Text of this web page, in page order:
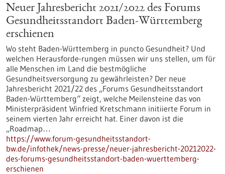
Neuer Jahresbericht 2021/2022 des Forums
Gesundheitsstandort Baden-Württemberg
erschienen
Wo steht Baden-Württemberg in puncto Gesundheit? Und
welchen Herausforde-rungen müssen wir uns stellen, um für
alle Menschen im Land die bestmögliche
Gesundheitsversorgung zu gewährleisten? Der neue
Jahresbericht 2021/22 des „Forums Gesundheitsstandort
Baden-Württemberg“ zeigt, welche Meilensteine das von
Ministerpräsident Winfried Kretschmann initiierte Forum in
seinem vierten Jahr erreicht hat. Einer davon ist die
„Roadmap…
https://www.forum-gesundheitsstandort-
bw.de/infothek/news-presse/neuer-jahresbericht-20212022-
des-forums-gesundheitsstandort-baden-wuerttemberg-
erschienen